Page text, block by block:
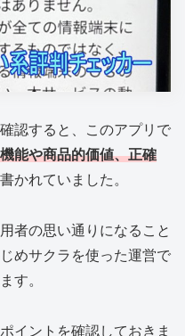
認すると、このアプリで
能や商品的価値、正確
かれていました。
者の思い通りになること
めサクラを使った運営で
す。
イントを確認しておきま